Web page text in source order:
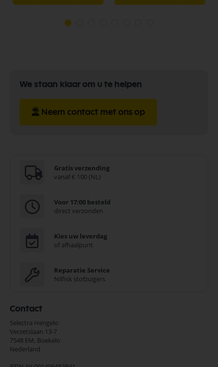
We staan klaar om u te helpen
Neem contact met ons op
Gratis verzending
vanaf € 100 (NL)
Voor 17:00 besteld
direct verzonden
Kies uw leverdag
of afhaalpunt
Reparatie Service
Nilfisk stofzuigers
Contact
Selectra Hengelo
Verzetslaan 13-7
7548 EM, Boekelo
Nederland